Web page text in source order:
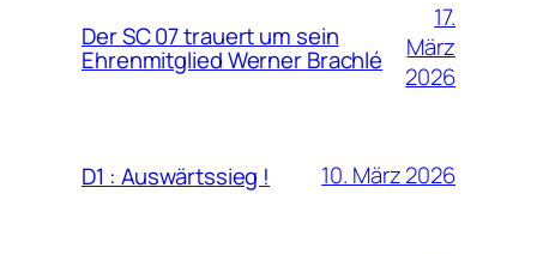
Der SC 07 trauert um sein
Ehrenmitglied Werner Brachlé
17.
März
2026
D1 : Auswärtssieg ! 10. März 2026